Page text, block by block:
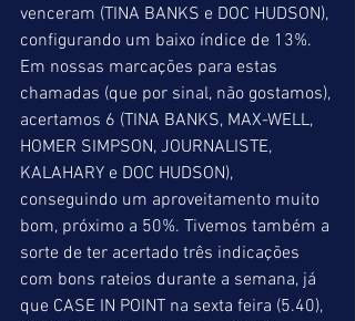
venceram (TINA BANKS e DOC HUDSON),
configurando um baixo índice de 13%.
Em nossas marcações para estas
chamadas (que por sinal, não gostamos),
acertamos 6 (TINA BANKS, MAX-WELL,
HOMER SIMPSON, JOURNALISTE,
KALAHARY e DOC HUDSON),
conseguindo um aproveitamento muito
bom, próximo a 50%. Tivemos também a
sorte de ter acertado três indicações
com bons rateios durante a semana, já
que CASE IN POINT na sexta feira (5.40),